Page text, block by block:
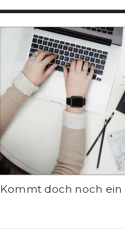
Kommt doch noch ein